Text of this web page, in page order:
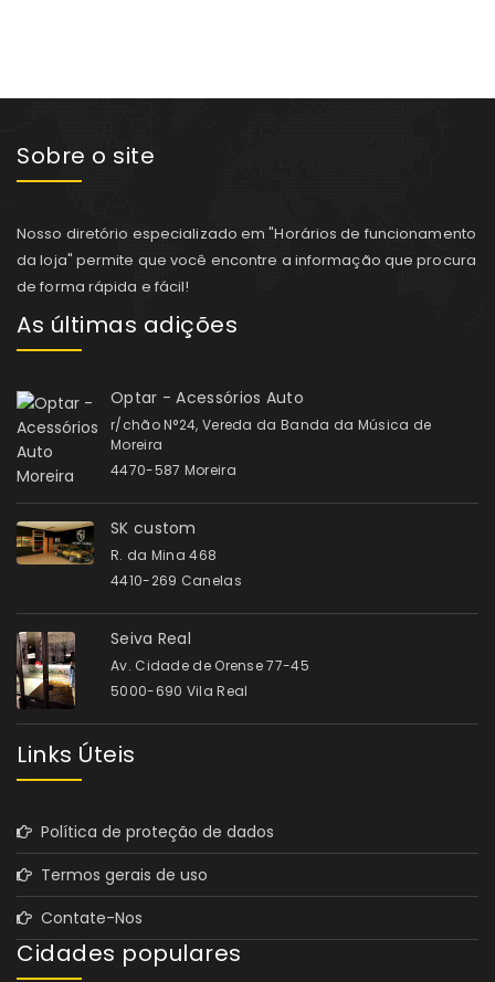
Sobre o site
Nosso diretório especializado em "Horários de funcionamento
da loja" permite que você encontre a informação que procura
de forma rápida e fácil!
As últimas adições
Optar - Acessórios Auto
r/chão N°24, Vereda da Banda da Música de
Moreira
4470-587 Moreira
SK custom
R. da Mina 468
4410-269 Canelas
Seiva Real
Av. Cidade de Orense 77-45
5000-690 Vila Real
Links Úteis
Política de proteção de dados
Termos gerais de uso
Contate-Nos
Cidades populares